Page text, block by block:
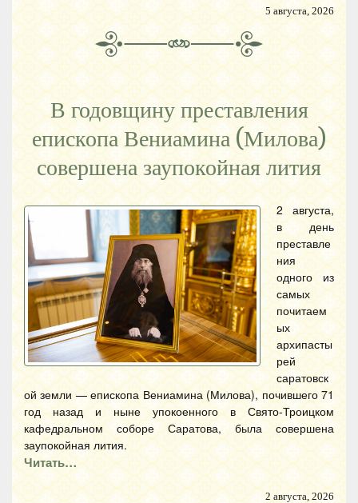
5 августа, 2026
В годовщину преставления
епископа Вениамина (Милова)
совершена заупокойная лития
2 августа,
в день
преставле
ния
одного из
самых
почитаем
ых
архипасты
рей
саратовск
ой земли — епископа Вениамина (Милова), почившего 71
год назад и ныне упокоенного в Свято-Троицком
кафедральном соборе Саратова, была совершена
заупокойная лития.
Читать…
2 августа, 2026